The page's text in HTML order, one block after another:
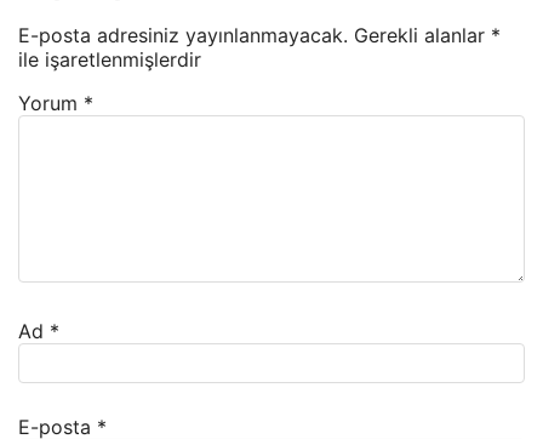
E-posta adresiniz yayınlanmayacak. Gerekli alanlar *
ile işaretlenmişlerdir
Yorum *
Ad *
E-posta *